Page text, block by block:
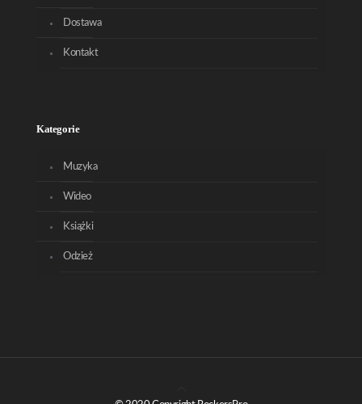
Dostawa
Kontakt
Kategorie
Muzyka
Wideo
Książki
Odzież